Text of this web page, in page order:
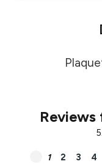
1 2 3 4